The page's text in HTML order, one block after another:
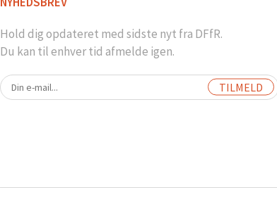
Hold dig opdateret med sidste nyt fra DFfR.
Du kan til enhver tid afmelde igen.